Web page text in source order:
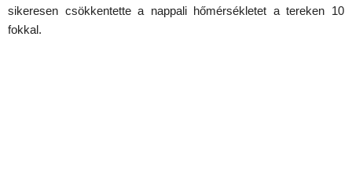
sikeresen csökkentette a nappali hőmérsékletet a tereken 10
fokkal.